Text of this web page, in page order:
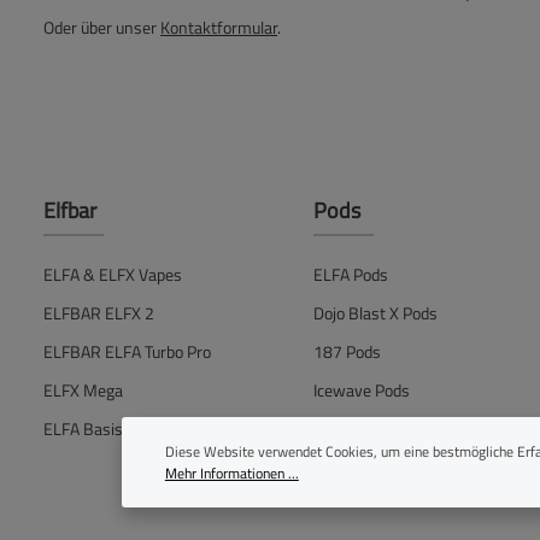
Oder über unserKontaktformular.
Elfbar
ELFA & ELFX Vapes
ELFBAR ELFX 2
ELFBAR ELFA Turbo Pro
ELFX Mega
ELFA Basisgerät
Pods
ELFA Pods
Dojo Blast X Pods
187 Pods
Icewave Pods
Diese Website verwendet Cookies, um eine bestmögliche
Mehr Informationen ...